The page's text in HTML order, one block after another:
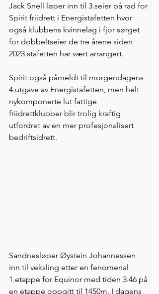
Jack Snell løper inn til 3.seier på rad for
Spirit friidrett i Energistafetten hvor
også klubbens kvinnelag i fjor sørget
for dobbeltseier de tre årene siden
2023 stafetten har vært arrangert.
Spirit også påmeldt til morgendagens
4.utgave av Energistafetten, men helt
nykomponerte lut fattige
friidrettklubber blir trolig kraftig
utfordret av en mer profesjonalisert
bedriftsidrett.
Sandnesløper Øystein Johannessen
inn til veksling etter en fenomenal
1.etappe for Equinor med tiden 3.46 på
en etappe oppgitt til 1450m. I dagens